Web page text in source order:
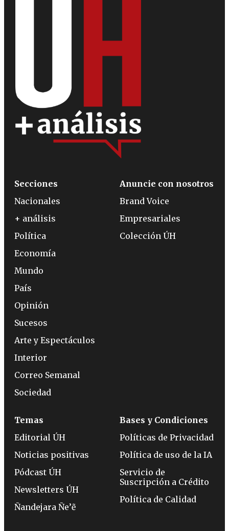
Secciones
Nacionales
+ análisis
Política
Economía
Mundo
País
Opinión
Sucesos
Arte y Espectáculos
Interior
Correo Semanal
Sociedad
Anuncie con nosotros
Brand Voice
Empresariales
Colección ÚH
Temas
Editorial ÚH
Noticias positivas
Pódcast ÚH
Newsletters ÚH
Ñandejara Ñe’ẽ
Bases y Condiciones
Políticas de Privacidad
Política de uso de la IA
Servicio de
Suscripción a Crédito
Política de Calidad